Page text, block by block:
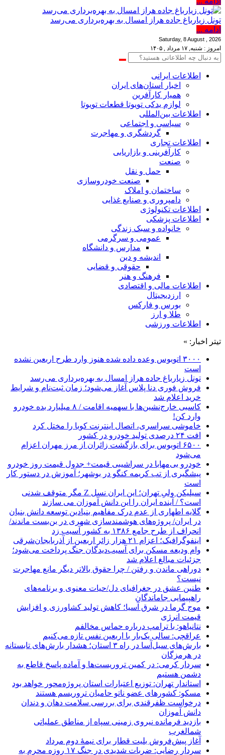
تونل زیارباغ جاده هراز امسال به بهره‌برداری می‌رسد
ادامه ...
Saturday, 8 August , 2026
امروز : شنبه, ۱۷ مرداد , ۱۴۰۵
اطلاعات‌ ‎ایرانی
اخبار استان‌های ایران
همیار کارآفرین
لوازم یدکی تویوتا قطعات تویوتا
اطلاعات بین‌المللی
سیاسی و اجتماعی
گردشگری و مهاجرت
اطلاعات تجاری
کارآفرینی و بازاریابی
صنعت
حمل و نقل
صنعت خودروسازی
ساختمان و املاک
دامپروری و صنایع غذایی
اطلاعات تکنولوژی
اطلاعات پزشکی
خانواده و سبک زندگی
عمومی و سرگرمی
مدارس و دانشگاه
اندیشه و دین
حقوقی و قضایی
فرهنگ و هنر
اطلاعات مالی و اقتصادی
ارزدیجیتال
بورس و فارکس
طلا و ارز
اطلاعات ورزشی
تیتر اخبار: »
۳۰۰۰ اتوبوس وعده داده شده هنوز وارد طرح اربعین نشده
است
تونل زیارباغ جاده هراز امسال به بهره‌برداری می‌رسد
فروش فوری دنا پلاس آغاز می‌شود؛ زمان ثبت‌نام و شرایط
خرید اعلام شد
کاسبی خارج‌نشین‌ها با سهمیه اقامت / ۸ میلیارد بده خودرو
وارد کن!
خاموشی سراسری، اتصال اینترنت کوبا را مختل کرد
افت ۲۴ درصدی تولید خودرو در کشور
۶۵۰۰ اتوبوس برای بازگشت زائران از مرز مهران اعزام
می‌شود
خودرو بی‌مهابا در سراشیبی قیمت+ جدول قیمت روز خودرو
پیشگیری از تب کریمه کنگو در بوشهر؛ آموزش در دستور کار
است
سیلیکن ولیِ تهران؛ این ایران نسل Z مگر متوقف شدنی
است؟ / آینده ایران را این دانش آموزان می سازند
گلایه اطهاری از عدم درک مفاهیم بنیادین توسعه دانش بنیان
در ایران/ پروژه‌های هوشمندسازی شهری در بن‌بست ماندند/
انحراف از طرح جامع ۱۳۸۶ به کشور آسیب زد
اینفوگرافیک؛ اعزام ۲۱ هزار زائر اربعین از آذربایجان‌شرقی
وام ودیعه مسکن برای آسیب‌دیدگان جنگ پرداخت می‌شود؛
جزئیات مبالغ اعلام شد
دوراهی ماندن و رفتن / چرا حقوق بالاتر دیگر مانع مهاجرت
نیست؟
طنین عشق در جغرافیای دل/حیات معنوی و برنامه‌های
راهپیمایی جاماندگان
موج گرما در شرق آسیا؛ کاهش تولید کشاورزی و افزایش
قیمت انرژی
نتانیاهو: با ترامپ درباره حماس مخالفم
عراقچی: سالی یک‌بار با اربعین نفس تازه می‌کنیم
بارش‌های سیل‌آسا در راه ۳ استان؛ هشدار بارش‌های تابستانه
در هرمزگان
سردار کرمی: در کمین تروریست‌ها و آماده پاسخ قاطع به
دشمن هستیم
استاندار تهران: توزیع اعتبارات استان پروژه‌محور خواهد بود
مسکو: کشورهای عضو ناتو حامیان تروریسم هستند
درخواست ظفرقندی برای بررسی سلامت دهان و دندان
دانش آموزان
بازدید فرمانده نیروی زمینی سپاه از مناطق عملیاتی
شمالغرب
آغاز پیش‌فروش بلیت قطار برای نیمۀ دوم مرداد
سردار رضایی: ضربات شدیدی در جنگ ۱۷ روزه محرم به